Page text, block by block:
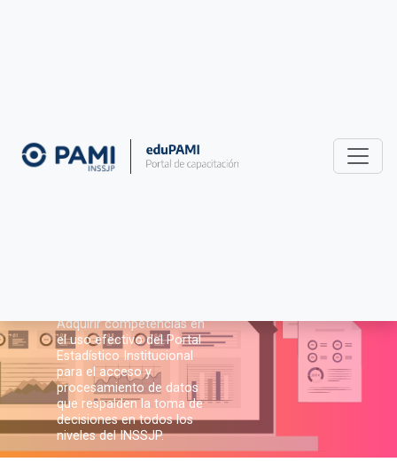
Análisis del Padrón
del Portal Estadístico
Adquirir competencias en
el uso efectivo del Portal
Estadístico Institucional
para el acceso y
procesamiento de datos
que respalden la toma de
decisiones en todos los
niveles del INSSJP.